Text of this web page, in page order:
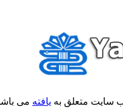
سایت متعلق بهیافتهمی باشد.